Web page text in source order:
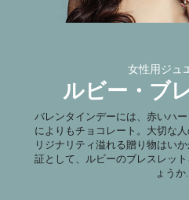
女性用ジュ
ルビー・ブ
バレンタインデーには、赤いハ
によりもチョコレート。大切な
リジナリティ溢れる贈り物はい
証として、ルビーのブレスレッ
ょうか.